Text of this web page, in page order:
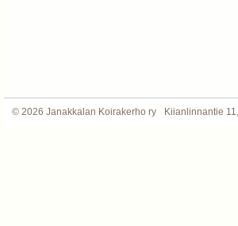
© 2026 Janakkalan Koirakerho ry Kiianlinnantie